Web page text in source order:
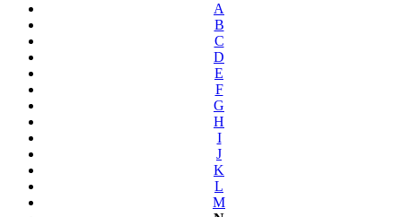
A
B
C
D
E
F
G
H
I
J
K
L
M